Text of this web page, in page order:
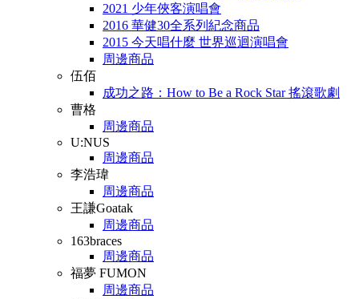
2021 少年俠客演唱會
2016 華健30全系列紀念商品
2015 今天唱什麼 世界巡迴演唱會
周邊商品
伍佰
成功之路：How to Be a Rock Star 搖滾歌劇
曹格
周邊商品
U:NUS
周邊商品
李浩瑋
周邊商品
王謙Goatak
周邊商品
163braces
周邊商品
福夢 FUMON
周邊商品